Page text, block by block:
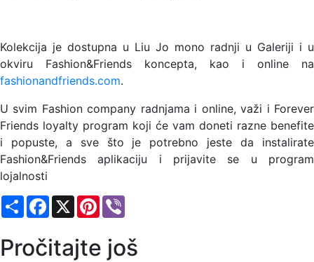
Kolekcija je dostupna u Liu Jo mono radnji u Galeriji i u
okviru Fashion&Friends koncepta, kao i online na
fashionandfriends.com.
U svim Fashion company radnjama i online, važi i Forever
Friends loyalty program koji će vam doneti razne benefite
i popuste, a sve što je potrebno jeste da instalirate
Fashion&Friends aplikaciju i prijavite se u program
lojalnosti
ShareFacebook
X Pinterest
Pročitajte još